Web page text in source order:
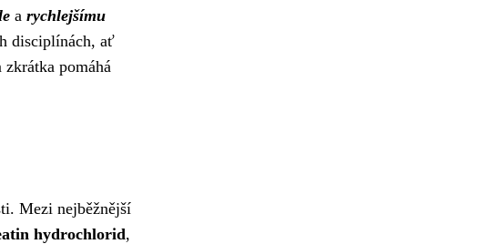
a rychlejšímu
disciplínách, ať
pomáhá
Mezi nejběžnější
hydrochlorid,